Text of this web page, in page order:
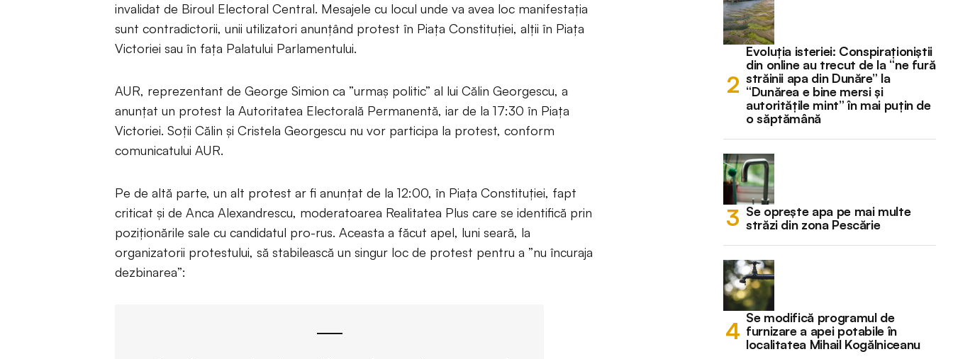
invalidat de Biroul Electoral Central. Mesajele cu locul unde va avea loc manifestația
sunt contradictorii, unii utilizatori anunțând protest în Piața Constituției, alții în Piața
Victoriei sau în fața Palatului Parlamentului.
AUR, reprezentant de George Simion ca ”urmaș politic” al lui Călin Georgescu, a
anunțat un protest la Autoritatea Electorală Permanentă, iar de la 17:30 în Piața
Victoriei. Soții Călin și Cristela Georgescu nu vor participa la protest, conform
comunicatului AUR.
Pe de altă parte, un alt protest ar fi anunțat de la 12:00, în Piața Constituției, fapt
criticat și de Anca Alexandrescu, moderatoarea Realitatea Plus care se identifică prin
poziționările sale cu candidatul pro-rus. Aceasta a făcut apel, luni seară, la
organizatorii protestului, să stabilească un singur loc de protest pentru a ”nu încuraja
dezbinarea”:
Evoluția isteriei: Conspiraționiștii
din online au trecut de la “ne fură
străinii apa din Dunăre” la
“Dunărea e bine mersi și
autoritățile mint” în mai puțin de
o săptămână
Se oprește apa pe mai multe
străzi din zona Pescărie
Se modifică programul de
furnizare a apei potabile în
localitatea Mihail Kogălniceanu